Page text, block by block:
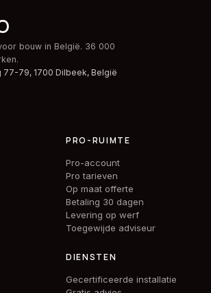
bouw in België. 36 000
79, 1700 Dilbeek, België
PRO-RUIMTE
Pro-account
Pro tarieven
Op maat offerte
Betaling 30 dagen
Levering op werf
Toegewijde adviseur
DIENSTEN
Gecertificeerde installatie